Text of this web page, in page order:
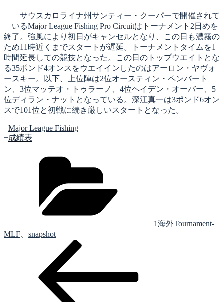
サウスカロライナ州サンティー・クーパーで開催されて
いるMajor League Fishing Pro Circuitはトーナメント2日めを
終了。強風により初日がキャンセルとなり、この日も濃霧の
ため11時近くまでスタートが遅延。トーナメントタイムを1
時間延長しての競技となった。この日のトップウエイトとな
る35ポンド4オンスをウエイインしたのはアーロン・ヤヴォ
ースキー。以下、上位陣は2位オースティン・ペンバート
ン、3位マッテオ・トゥラーノ、4位ヘイデン・オーバー、5
位ディラン・ナットとなっている。深江真一は3ポンド6オン
スで101位と初戦に続き厳しいスタートとなった。
+Major League Fishing
+成績表
1海外Tournament-
MLF
snapshot